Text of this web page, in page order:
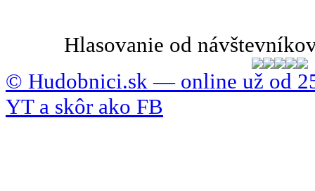
Hlasovanie od
© Hudobnici.sk — online už od
YT a skôr ako FB